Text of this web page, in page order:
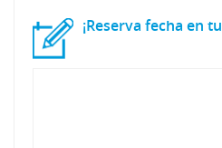
¡Reserva fecha en tu